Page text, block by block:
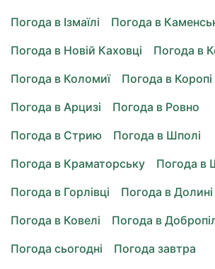
Погода в Ізмаїлі
Погода в
Погода в Новій Каховці
Погода в
Погода в Коломиї
Погода в Коропі
Погода в Арцизі
Погода в Ровно
Погода в Стрию
Погода в Шполі
Погода в Краматорську
Погода в
Погода в Горлівці
Погода в Долині
Погода в Ковелі
Погода в
Погода сьогодні
Погода завтра